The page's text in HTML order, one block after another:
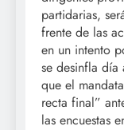
partidarias,
frente de las
en un intento
se desinfla
que el
recta final”
las encuestas